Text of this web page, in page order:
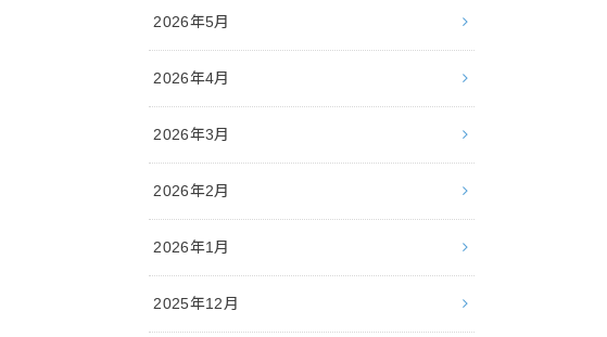
2026年5月
2026年4月
2026年3月
2026年2月
2026年1月
2025年12月